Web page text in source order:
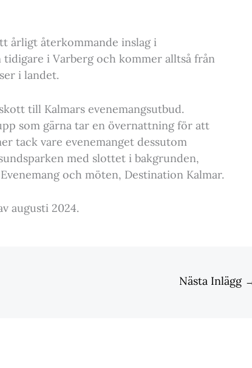
årligt återkommande inslag i
tidigare i Varberg och kommer alltså från
i landet.
till Kalmars evenemangsutbud.
som gärna tar en övernattning för att
tack vare evenemanget dessutom
med slottet i bakgrunden,
och möten, Destination Kalmar.
augusti 2024.
Nästa Inlägg